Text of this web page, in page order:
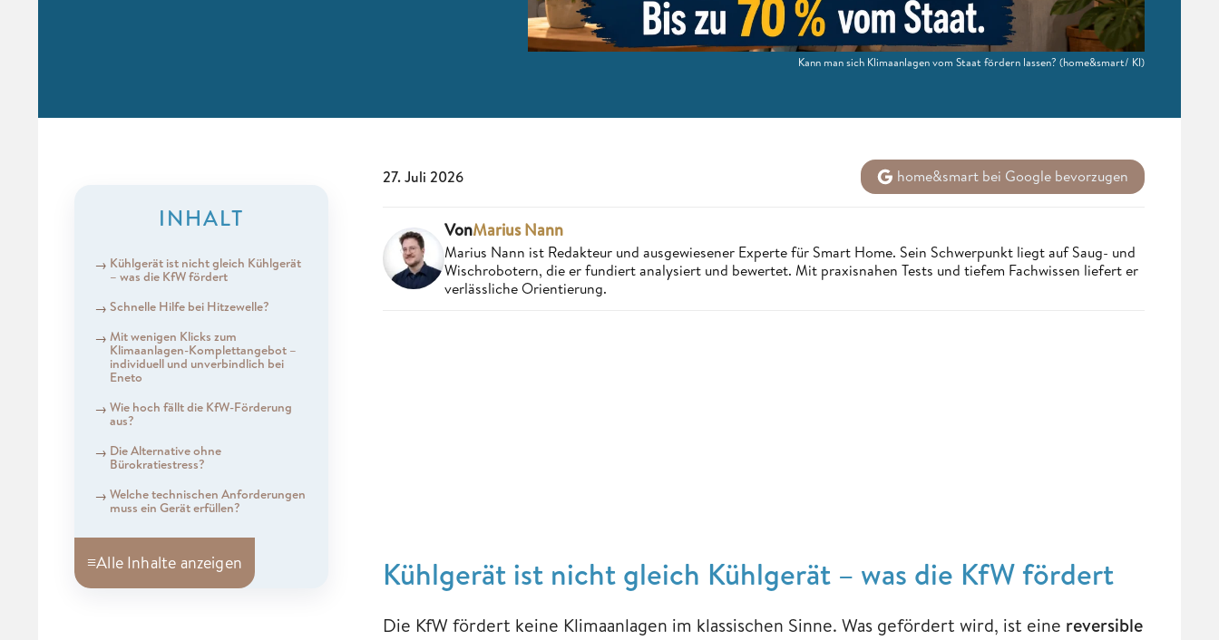
Kann man sich Klimaanlagen vom Staat fördern lassen? (home&smart/ KI)
INHALT
Kühlgerät ist nicht gleich Kühlgerät
– was die KfW fördert
Schnelle Hilfe bei Hitzewelle?
Mit wenigen Klicks zum
Klimaanlagen-Komplettangebot –
individuell und unverbindlich bei
Eneto
Wie hoch fällt die KfW-Förderung
aus?
Die Alternative ohne
Bürokratiestress?
Welche technischen Anforderungen
muss ein Gerät erfüllen?
≡Alle Inhalte anzeigen
27. Juli 2026 home&smart bei Google bevorzugen
VonMarius Nann
Marius Nann ist Redakteur und ausgewiesener Experte für Smart Home. Sein Schwerpunkt liegt auf Saug- und
Wischrobotern, die er fundiert analysiert und bewertet. Mit praxisnahen Tests und tiefem Fachwissen liefert er
verlässliche Orientierung.
Kühlgerät ist nicht gleich Kühlgerät – was die KfW fördert
Die KfW fördert keine Klimaanlagen im klassischen Sinne. Was gefördert wird, ist eine reversible